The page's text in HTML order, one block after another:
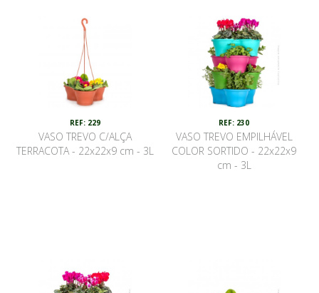
REF: 229
VASO TREVO C/ALÇA
TERRACOTA - 22x22x9 cm - 3L
REF: 230
VASO TREVO EMPILHÁVEL
COLOR SORTIDO - 22x22x9
cm - 3L